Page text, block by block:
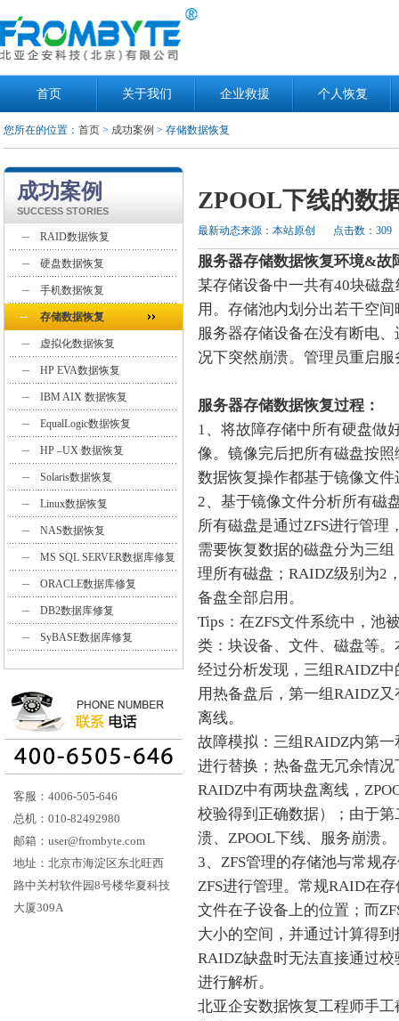
首页 关于我们 企业救援 个人恢复
您所在的位置： 首页> 成功案例 > 存储数据恢复
成功案例
SUCCESS STORIES
RAID数据恢复
硬盘数据恢复
手机数据恢复
存储数据恢复
虚拟化数据恢复
HP EVA数据恢复
IBM AIX 数据恢复
EqualLogic数据恢复
HP –UX 数据恢复
Solaris数据恢复
Linux数据恢复
NAS数据恢复
MS SQL SERVER数据库修复
ORACLE数据库修复
DB2数据库修复
SyBASE数据库修复
客服：4006-505-646
总机：010-82492980
邮箱：user@frombyte.com
地址：北京市海淀区东北旺西
路中关村软件园8号楼华夏科技
大厦309A
ZPOOL下线的数
最新动态来源：本站原创 点击数：309
服务器存储数据恢复环境&故
某存储设备中一共有40块磁
用。存储池内划分出若干空
服务器存储设备在没有断电
况下突然崩溃。管理员重启
服务器存储数据恢复过程：
1、将故障存储中所有硬盘做
像。镜像完后把所有磁盘按
数据恢复操作都基于镜像文
2、基于镜像文件分析所有磁
所有磁盘是通过ZFS进行管
需要恢复数据的磁盘分为三
理所有磁盘；RAIDZ级别为2
备盘全部启用。
Tips：在ZFS文件系统中，池
类：块设备、文件、磁盘等
经过分析发现，三组RAIDZ
用热备盘后，第一组RAIDZ
离线。
故障模拟：三组RAIDZ内第
进行替换；热备盘无冗余情
RAIDZ中有两块盘离线，
校验得到正确数据）；由于
溃、ZPOOL下线、服务崩溃。
3、ZFS管理的存储池与常规
ZFS进行管理。常规RAID在
文件在子设备上的位置；而
大小的空间，并通过计算得
RAIDZ缺盘时无法直接通过
进行解析。
北亚企安数据恢复工程师手